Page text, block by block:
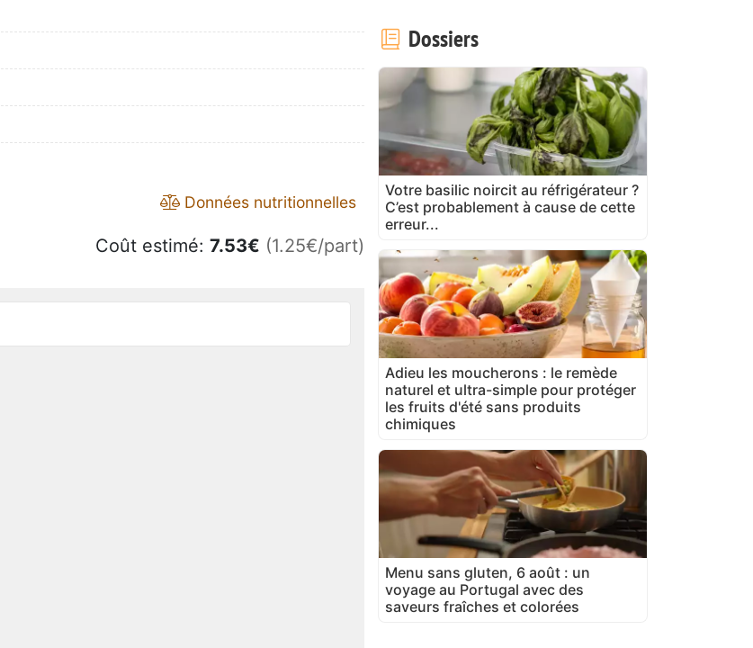
Données nutritionnelles
Coût estimé: 7.53€ (1.25€/part)
Dossiers
Votre basilic noircit au réfrigérateur ?
C’est probablement à cause de cette
erreur...
Adieu les moucherons : le remède
naturel et ultra-simple pour protéger
les fruits d'été sans produits
chimiques
Menu sans gluten, 6 août : un
voyage au Portugal avec des
saveurs fraîches et colorées